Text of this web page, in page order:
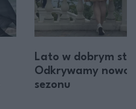
Lato w dobrym
Odkrywamy
sezonu